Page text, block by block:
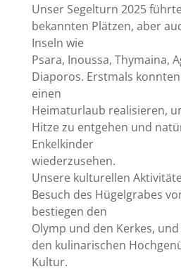
Unser Segelturn 2025
bekannten Plätzen, aber
Inseln wie
Psara, Inoussa, Thymaina,
Diaporos. Erstmals
einen
Heimaturlaub realisieren,
Hitze zu entgehen und
Enkelkinder
wiederzusehen.
Unsere kulturellen
Besuch des Hügelgrabes
bestiegen den
Olymp und den Kerkes,
den kulinarischen
Kultur.